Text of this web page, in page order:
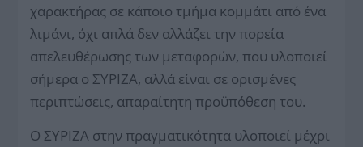
χαρακτήρας σε κάποιο τμήμα κομμάτι από ένα
λιμάνι, όχι απλά δεν αλλάζει την πορεία
απελευθέρωσης των μεταφορών, που υλοποιεί
σήμερα ο ΣΥΡΙΖΑ, αλλά είναι σε ορισμένες
περιπτώσεις, απαραίτητη προϋπόθεση του.
Ο ΣΥΡΙΖΑ στην πραγματικότητα υλοποιεί μέχρι